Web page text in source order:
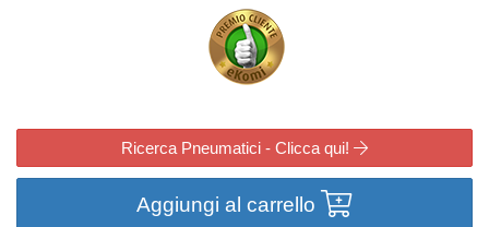
Ricerca Pneumatici - Clicca qui!
Aggiungi al carrello